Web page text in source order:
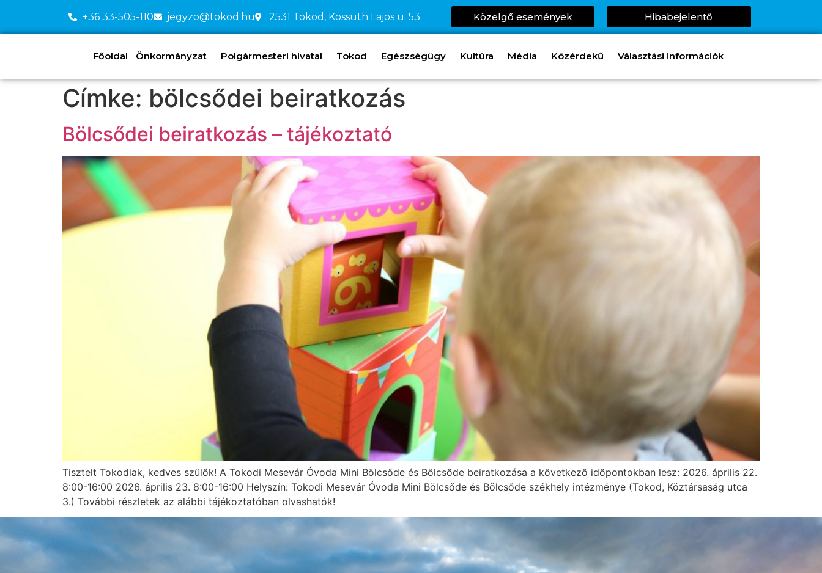
+36 33-505-110 jegyzo@tokod.hu 2531 Tokod, Kossuth Lajos u. 53. Közelgő események Hibabejelentő
Főoldal Önkormányzat Polgármesteri hivatal Tokod Egészségügy Kultúra Média Közérdekű Választási információk
Címke: bölcsődei beiratkozás
Bölcsődei beiratkozás – tájékoztató
Tisztelt Tokodiak, kedves szülők! A Tokodi Mesevár Óvoda Mini Bölcsőde és Bölcsőde beiratkozása a következő időpontokban lesz: 2026. április 22.
8:00-16:00 2026. április 23. 8:00-16:00 Helyszín: Tokodi Mesevár Óvoda Mini Bölcsőde és Bölcsőde székhely intézménye (Tokod, Köztársaság utca
3.) További részletek az alábbi tájékoztatóban olvashatók!